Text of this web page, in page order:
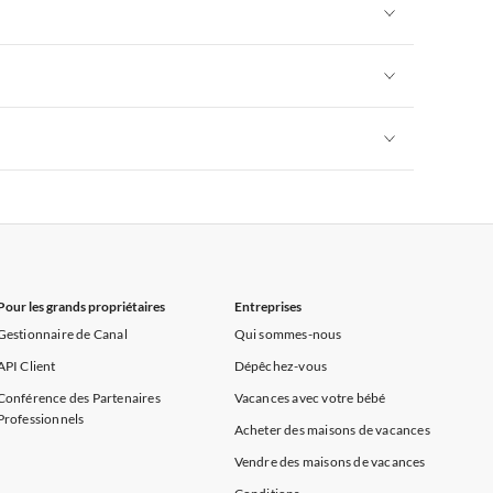
Appartements de Vacances à Provence
Appartements de Vacances à Provence
Appartements de Vacances à Provence
les grands propriétaires
de Canal
Client
des Partenaires
Entreprises
Qui sommes-nous
Dépêchez-vous
Vacances avec votre bébé
Acheter des maisons de vacances
Vendre des maisons de vacances